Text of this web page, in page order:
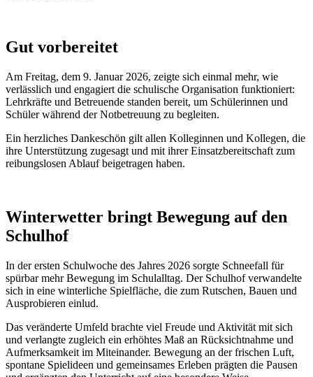
Gut vorbereitet
Am Freitag, dem 9. Januar 2026, zeigte sich einmal mehr, wie
verlässlich und engagiert die schulische Organisation funktioniert:
Lehrkräfte und Betreuende standen bereit, um Schülerinnen und
Schüler während der Notbetreuung zu begleiten.
Ein herzliches Dankeschön gilt allen Kolleginnen und Kollegen, die
ihre Unterstützung zugesagt und mit ihrer Einsatzbereitschaft zum
reibungslosen Ablauf beigetragen haben.
Winterwetter bringt Bewegung auf den
Schulhof
In der ersten Schulwoche des Jahres 2026 sorgte Schneefall für
spürbar mehr Bewegung im Schulalltag. Der Schulhof verwandelte
sich in eine winterliche Spielfläche, die zum Rutschen, Bauen und
Ausprobieren einlud.
Das veränderte Umfeld brachte viel Freude und Aktivität mit sich
und verlangte zugleich ein erhöhtes Maß an Rücksichtnahme und
Aufmerksamkeit im Miteinander. Bewegung an der frischen Luft,
spontane Spielideen und gemeinsames Erleben prägten die Pausen